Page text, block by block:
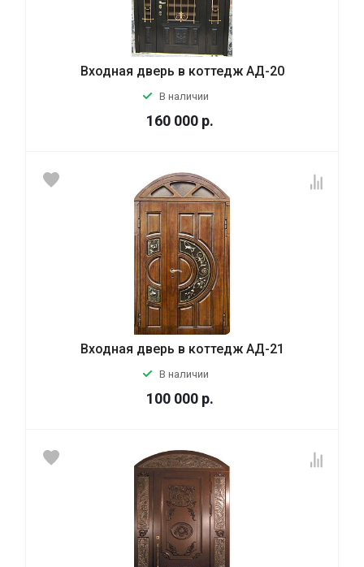
Входная дверь в коттедж АД-20
В наличии
160 000 р.
Входная дверь в коттедж АД-21
В наличии
100 000 р.